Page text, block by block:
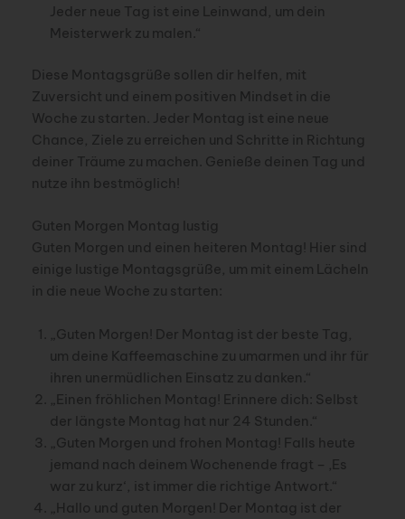
Jeder neue Tag ist eine Leinwand, um dein
Meisterwerk zu malen.“
Diese Montagsgrüße sollen dir helfen, mit
Zuversicht und einem positiven Mindset in die
Woche zu starten. Jeder Montag ist eine neue
Chance, Ziele zu erreichen und Schritte in Richtung
deiner Träume zu machen. Genieße deinen Tag und
nutze ihn bestmöglich!
Guten Morgen Montag lustig
Guten Morgen und einen heiteren Montag! Hier sind
einige lustige Montagsgrüße, um mit einem Lächeln
in die neue Woche zu starten:
„Guten Morgen! Der Montag ist der beste Tag,
um deine Kaffeemaschine zu umarmen und ihr für
ihren unermüdlichen Einsatz zu danken.“
„Einen fröhlichen Montag! Erinnere dich: Selbst
der längste Montag hat nur 24 Stunden.“
„Guten Morgen und frohen Montag! Falls heute
jemand nach deinem Wochenende fragt – ‚Es
war zu kurz‘, ist immer die richtige Antwort.“
„Hallo und guten Morgen! Der Montag ist der